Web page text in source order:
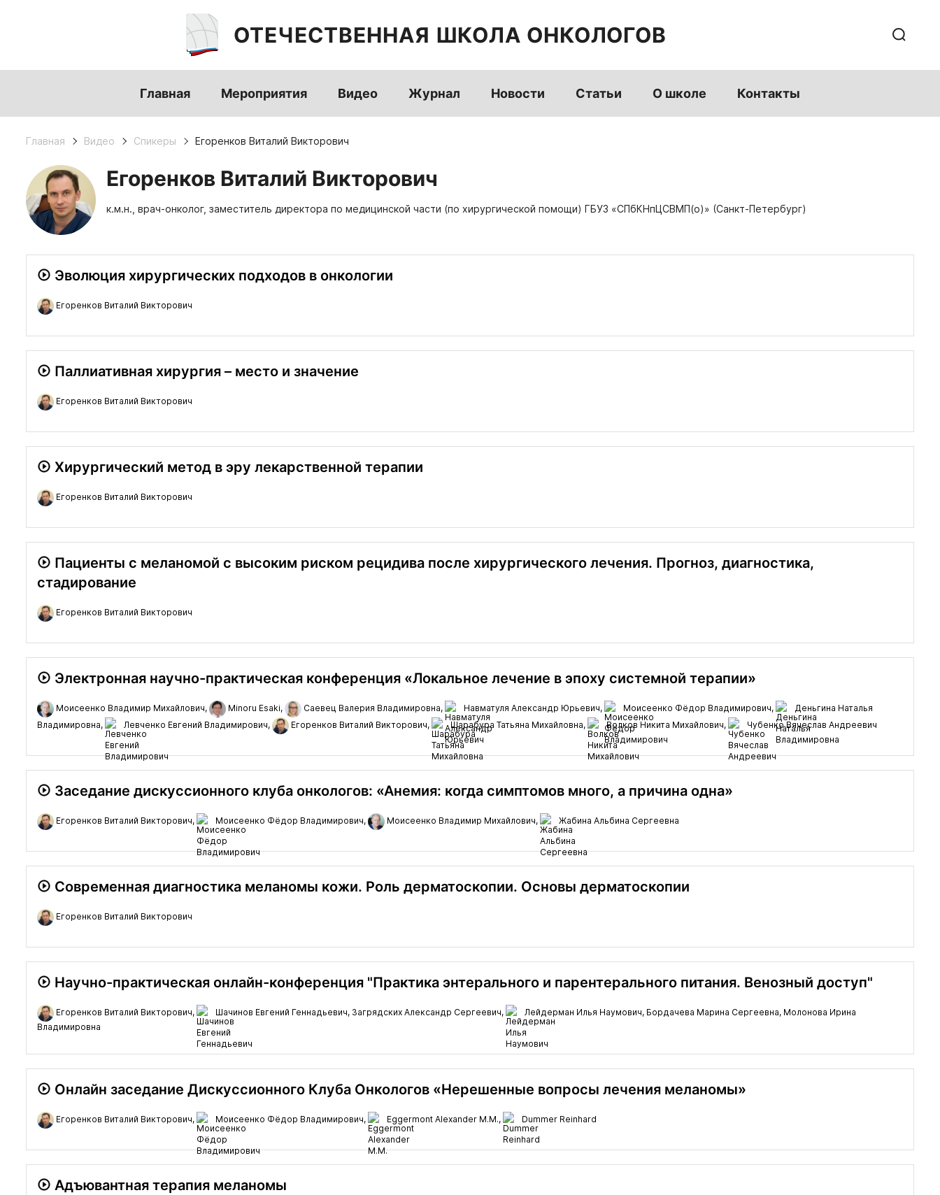
ОТЕЧЕСТВЕННАЯ ШКОЛА ОНКОЛОГОВ
Главная Мероприятия Видео Журнал Новости Статьи О школе Контакты
Главная Видео Спикеры Егоренков Виталий Викторович
Егоренков Виталий Викторович
к.м.н., врач-онколог, заместитель директора по медицинской части (по хирургической помощи) ГБУЗ «СПбКНпЦСВМП(о)» (Санкт-Петербург)
Эволюция хирургических подходов в онкологии
Егоренков Виталий Викторович
Паллиативная хирургия – место и значение
Егоренков Виталий Викторович
Хирургический метод в эру лекарственной терапии
Егоренков Виталий Викторович
Пациенты с меланомой с высоким риском рецидива после хирургического лечения. Прогноз, диагностика,
стадирование
Егоренков Виталий Викторович
Электронная научно-практическая конференция «Локальное лечение в эпоху системной терапии»
Моисеенко Владимир Михайлович, Minoru Esaki, Саевец Валерия Владимировна, Навматуля Александр Юрьевич, Моисеенко Фёдор Владимирович,
Деньгина Наталья
Владимировна,
Левченко Евгений Владимирович, Егоренков Виталий Викторович, Шарабура Татьяна Михайловна, Волков Никита Михайлович, Чубенко Вячеслав Андреевич
Заседание дискуссионного клуба онкологов: «Анемия: когда симптомов много, а причина одна»
Егоренков Виталий Викторович, Моисеенко Фёдор Владимирович, Моисеенко Владимир Михайлович, Жабина Альбина Сергеевна
Современная диагностика меланомы кожи. Роль дерматоскопии. Основы дерматоскопии
Егоренков Виталий Викторович
Научно-практическая онлайн-конференция "Практика энтерального и парентерального питания. Венозный доступ"
Егоренков Виталий Викторович, Шачинов Евгений Геннадьевич, Загрядских Александр Сергеевич, Лейдерман Илья Наумович, Бордачева Марина Сергеевна, Молонова Ирина
Владимировна
Онлайн заседание Дискуссионного Клуба Онкологов «Нерешенные вопросы лечения меланомы»
Егоренков Виталий Викторович, Моисеенко Фёдор Владимирович, Eggermont Alexander M.M., Dummer Reinhard
Адъювантная терапия меланомы